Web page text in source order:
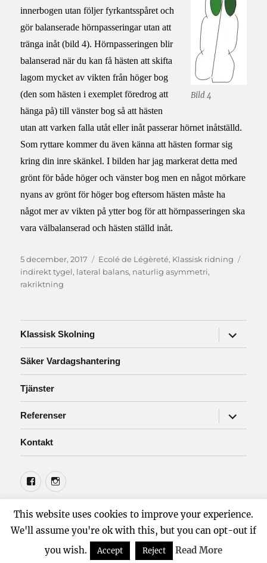
Bild 4
innerbogen utan följer fyrkantsspåret och
gör balanserade hörnpasseringar utan att
tränga inåt (bild 4). Hörnpasseringen blir
balanserad när du kan få hästen att skifta
lagom mycket av vikten från höger bog
(den som hästen i exemplet föredrog att
hänga på) till vänster bog så att hästen
utan att varken falla utåt eller inåt passerar hörnet inåtställd.
Som ryttare kommer du även känna att hästen formar sig
kring din inre skänkel. I bilden har jag markerat detta med
grönt för både höger och vänster bog men en något mörkare
nyans av grönt för höger bog eftersom hästen måste ha
något mer av vikten på ytter bog för att hörnpasseringen ska
vara välbalanserad och hästen ställd inåt.
Publicerat
den
5 december, 2017 Kategorier
Ecolé de Légèreté, Klassisk ridning
indirekt tygel, lateral balans, naturlig asymmetri,
rakriktning
Klassisk Skolning
Säker Vardagshantering
Tjänster
Referenser
Kontakt
FacebookInstagram
Ekipage-1 Drivs med WordPress
This website uses cookies to improve your experience.
We'll assume you're ok with this, but you can opt-out if
you wish.
Accept Reject Read More